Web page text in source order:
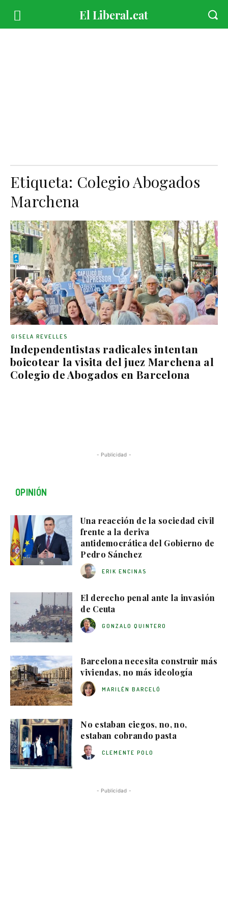
Etiqueta: Colegio Abogados
Marchena
Independentistas radicales intentan
boicotear la visita del juez Marchena al
Colegio de Abogados en Barcelona
GISELA REVELLES
- Publicidad -
OPINIÓN
Una reacción de la sociedad civil
frente a la deriva
antidemocrática del Gobierno de
Pedro Sánchez
ERIK ENCINAS
El derecho penal ante la invasión
de Ceuta
GONZALO QUINTERO
Barcelona necesita construir más
viviendas, no más ideología
MARILÉN BARCELÓ
No estaban ciegos, no, no,
estaban cobrando pasta
CLEMENTE POLO
- Publicidad -